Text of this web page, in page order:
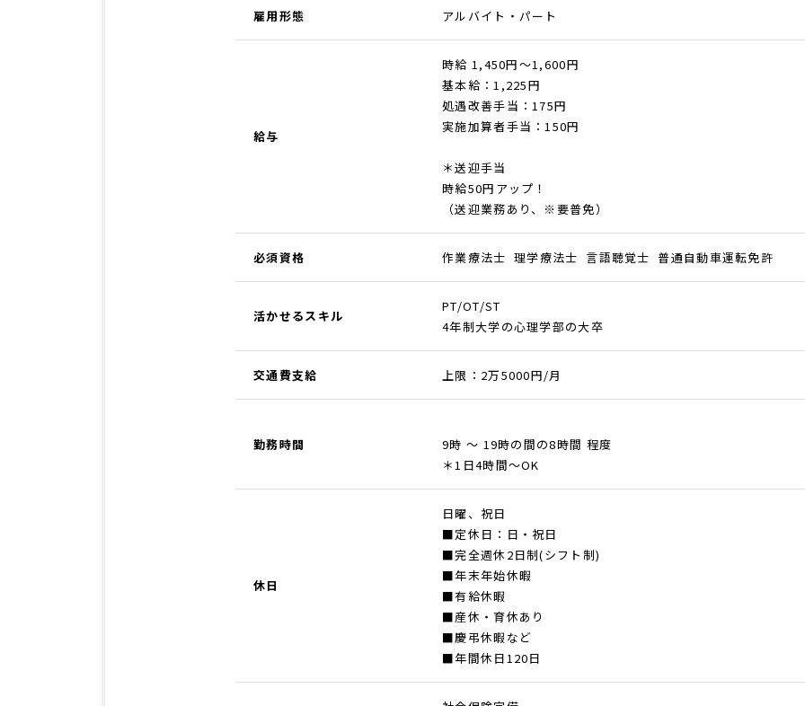
雇用形態 アルバイト・パート
給与
時給 1,450円～1,600円
基本給：1,225円
処遇改善手当：175円
実施加算者手当：150円
＊送迎手当
時給50円アップ！
（送迎業務あり、※要普免）
必須資格 作業療法士 理学療法士 言語聴覚士 普通自動車運転免許
活かせるスキル
PT/OT/ST
4年制大学の心理学部の大卒
交通費支給 上限：2万5000円/月
勤務時間
9時 ～ 19時の間の8時間 程度
＊1日4時間～OK
休日
日曜、祝日
■定休日：日・祝日
■完全週休2日制(シフト制)
■年末年始休暇
■有給休暇
■産休・育休あり
■慶弔休暇など
■年間休日120日